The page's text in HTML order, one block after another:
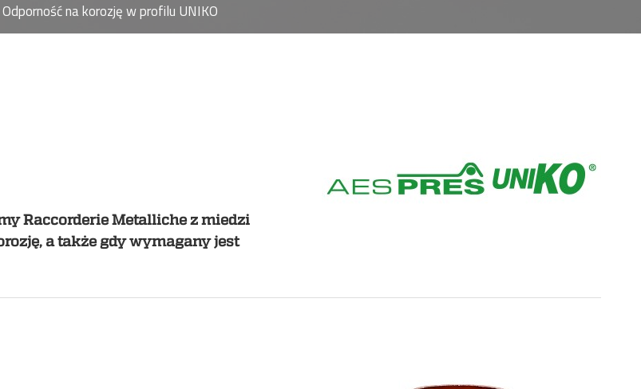
Odporność na korozję w profilu UNIKO
Raccorderie Metalliche z miedzi
a także gdy wymagany jest